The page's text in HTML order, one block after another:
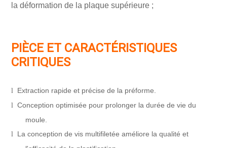
la déformation de la plaque supérieure ;
PIÈCE ET CARACTÉRISTIQUES
CRITIQUES
l Extraction rapide et précise de la préforme.
l
Conception optimisée pour prolonger la durée de vie du
moule.
l
La conception de vis multifiletée améliore la qualité et